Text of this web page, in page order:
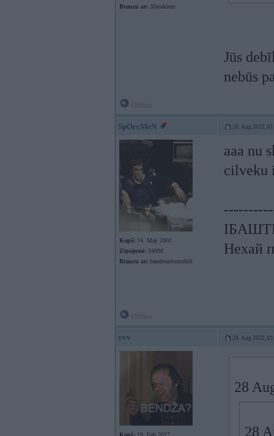
Braucu ar: 30niekiem
Jūs
nebūs
SpOrcMeN 28. Aug 2022,
Kopš: 14. May 2002
Ziņojumi: 34090
Braucu ar: banderautomobili
aaa nu
cilveku
Нехай
vvv 28. Aug 2022,
Kopš: 19. Feb 2017
28
28